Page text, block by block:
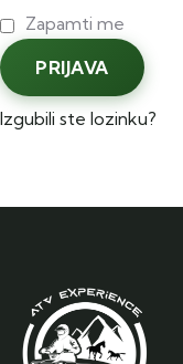
Zapamti me
PRIJAVA
Izgubili ste lozinku?